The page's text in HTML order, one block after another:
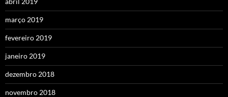
março 2019
fevereiro 2019
janeiro 2019
dezembro 2018
novembro 2018